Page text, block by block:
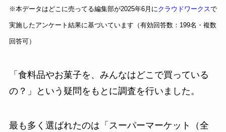
※本データはどこに売ってる編集部が2025年6月にクラウドワークスで
実施したアンケート結果に基づいています（有効回答数：199名・複数
回答可）
「食料品やお菓子を、みんなはどこで買っている
の？」という疑問をもとに調査を行いました。
最も多く選ばれたのは「スーパーマーケット（全